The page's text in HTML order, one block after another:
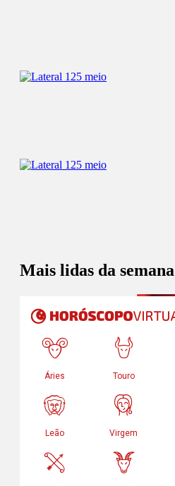
Mais lidas da semana